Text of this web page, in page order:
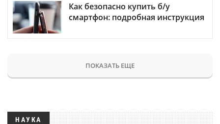
Как безопасно купить б/у
смартфон: подробная инструкция
ПОКАЗАТЬ ЕЩЕ
НАУКА